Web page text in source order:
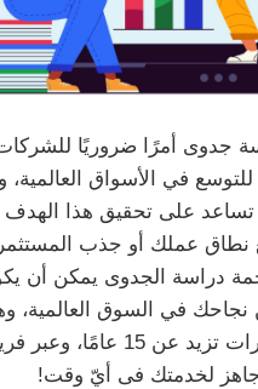
جدوى أمرًا ضروريًا
في الأسواق العالمية،
تساعد على تحقيق هذا الهدف
نطاق عملك أو جذب
دراسة الجدوى يمكن أن
نجاحك في السوق العالمية،
الألسن بخبرات تزيد عن
لخدمتك فى أيّ وقت!